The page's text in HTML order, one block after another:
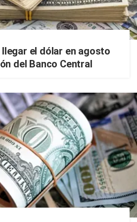
el dólar en agosto
del Banco Central